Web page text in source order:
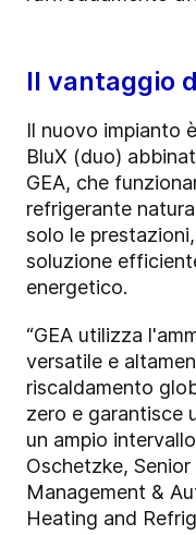
Il vantaggio
Il nuovo impianto
BluX (duo)
GEA, che
refrigerante
solo le
soluzione
energetico.
“GEA utilizza
versatile e
riscaldamento
zero e garantisce
un ampio
Oschetzke,
Management &
Heating and